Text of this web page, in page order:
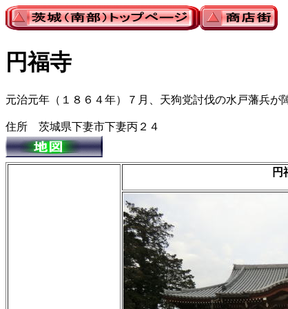
円福寺
元治元年（１８６４年）７月、天狗党討伐の水戸藩兵が
住所 茨城県下妻市下妻丙２４
円